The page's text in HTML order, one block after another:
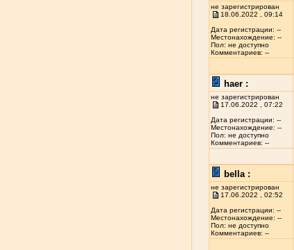
не зарегистрирован
18.06.2022 , 09:14
Дата регистрации: --
Местонахождение: --
Пол: не доступно
Комментариев: --
haer :
не зарегистрирован
17.06.2022 , 07:22
Дата регистрации: --
Местонахождение: --
Пол: не доступно
Комментариев: --
bella :
не зарегистрирован
17.06.2022 , 02:52
Дата регистрации: --
Местонахождение: --
Пол: не доступно
Комментариев: --